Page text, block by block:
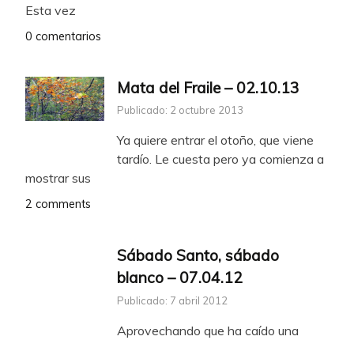
Esta vez
0 comentarios
Mata del Fraile – 02.10.13
Publicado: 2 octubre 2013
Ya quiere entrar el otoño, que viene
tardío. Le cuesta pero ya comienza a
mostrar sus
2 comments
Sábado Santo, sábado
blanco – 07.04.12
Publicado: 7 abril 2012
Aprovechando que ha caído una